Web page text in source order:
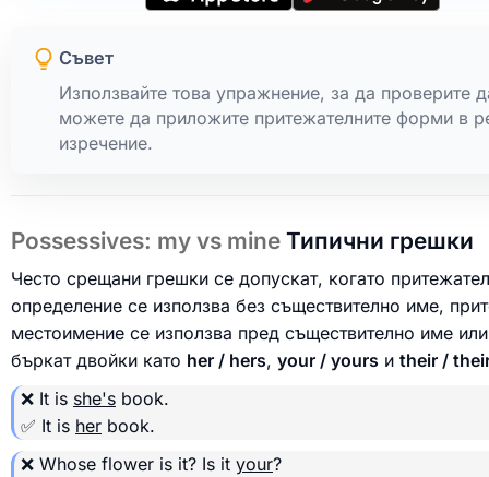
Съвет
Използвайте това упражнение, за да проверите
можете да приложите притежателните форми в
изречение.
Possessives: my vs mine Типични грешки
Често срещани грешки се допускат, когато
определение се използва без съществително име,
местоимение се използва пред съществително име
бъркат двойки като her / hers, your / yours и their /
❌ It is she's book.
✅ It is her book.
❌ Whose flower is it? Is it your?